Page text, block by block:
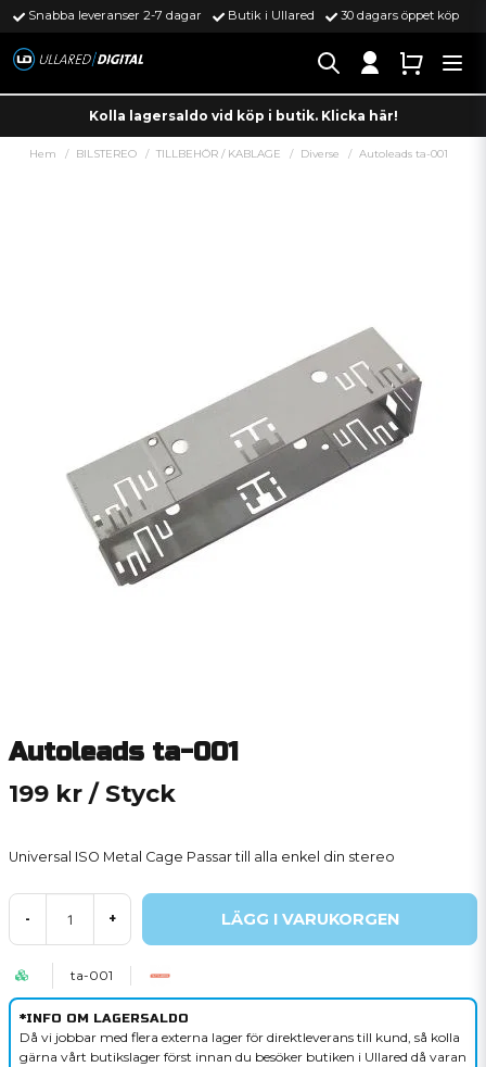
Snabba leveranser 2-7 dagar Butik i Ullared 30 dagars öppet köp
Kolla lagersaldo vid köp i butik. Klicka här!
Hem BILSTEREO TILLBEHÖR / KABLAGE Diverse Autoleads ta-001
Autoleads ta-001
199 kr / Styck
Universal ISO Metal Cage Passar till alla enkel din stereo
- + LÄGG I VARUKORGEN
ta-001
*INFO OM LAGERSALDO
Då vi jobbar med flera externa lager för direktleverans till kund, så kolla
gärna vårt butikslager först innan du besöker butiken i Ullared då varan